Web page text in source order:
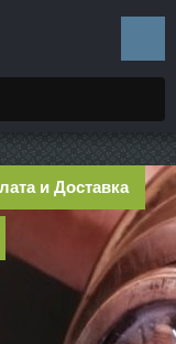
и Доставка